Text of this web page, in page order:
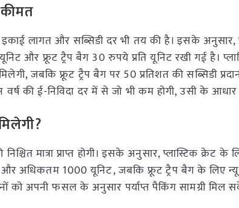
लागत और सब्सिडी दर भी तय की है। इसके
और फ्रूट ट्रैप बैग 30 रुपये प्रति यूनिट रखी गई है।
जबकि फ्रूट ट्रैप बैग पर 50 प्रतिशत की सब्सिडी
की ई-निविदा दर में से जो भी कम होगी, उसी के आधार
मात्रा प्राप्त होगी। इसके अनुसार, प्लास्टिक
अधिकतम 1000 यूनिट, जबकि फ्रूट ट्रैप बैग के लिए
को अपनी फसल के अनुसार पर्याप्त पैकिंग सामग्री मिल